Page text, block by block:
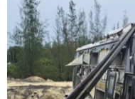
Dịch vụ tin
Liên hệ